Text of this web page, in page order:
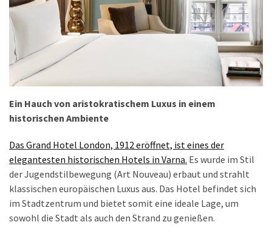
Ein Hauch von aristokratischem Luxus in einem
historischen Ambiente
Das Grand Hotel London, 1912 eröffnet, ist eines der
elegantesten historischen Hotels in Varna. Es wurde im Stil
der Jugendstilbewegung (Art Nouveau) erbaut und strahlt
klassischen europäischen Luxus aus. Das Hotel befindet sich
im Stadtzentrum und bietet somit eine ideale Lage, um
sowohl die Stadt als auch den Strand zu genießen.